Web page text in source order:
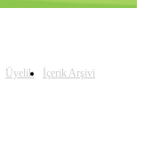
Üyelik
İçerik Arşivi